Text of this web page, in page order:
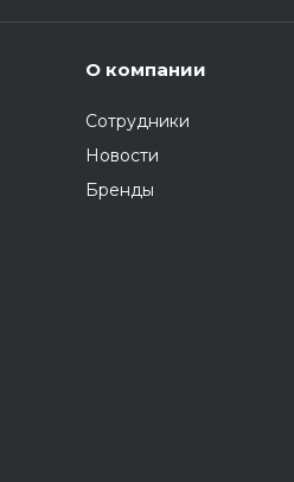
О компании
Сотрудники
Новости
Бренды